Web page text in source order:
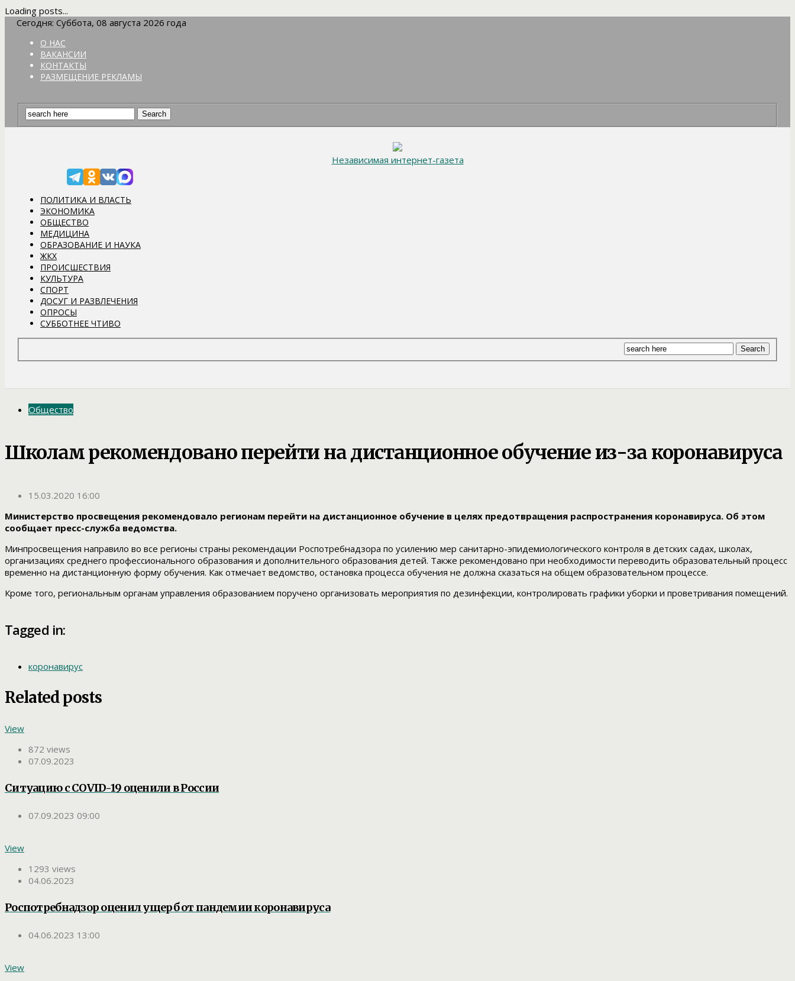
Loading posts...
Сегодня: Суббота, 08 августа 2026 года
О НАС
ВАКАНСИИ
КОНТАКТЫ
РАЗМЕЩЕНИЕ РЕКЛАМЫ
Независимая интернет-газета
ПОЛИТИКА И ВЛАСТЬ
ЭКОНОМИКА
ОБЩЕСТВО
МЕДИЦИНА
ОБРАЗОВАНИЕ И НАУКА
ЖКХ
ПРОИСШЕСТВИЯ
КУЛЬТУРА
СПОРТ
ДОСУГ И РАЗВЛЕЧЕНИЯ
ОПРОСЫ
СУББОТНЕЕ ЧТИВО
Общество
Школам рекомендовано перейти на дистанционное обучение из-за коронавируса
15.03.2020 16:00
Министерство просвещения рекомендовало регионам перейти на дистанционное обучение в целях предотвращения распространения коронавируса. Об этом
сообщает пресс-служба ведомства.
Минпросвещения направило во все регионы страны рекомендации Роспотребнадзора по усилению мер санитарно-эпидемиологического контроля в детских садах, школах,
организациях среднего профессионального образования и дополнительного образования детей. Также рекомендовано при необходимости переводить образовательный процесс
временно на дистанционную форму обучения. Как отмечает ведомство, остановка процесса обучения не должна сказаться на общем образовательном процессе.
Кроме того, региональным органам управления образованием поручено организовать мероприятия по дезинфекции, контролировать графики уборки и проветривания помещений.
Tagged in:
коронавирус
Related posts
View
872 views
07.09.2023
Ситуацию с COVID-19 оценили в России
07.09.2023 09:00
View
1293 views
04.06.2023
Роспотребнадзор оценил ущерб от пандемии коронавируса
04.06.2023 13:00
View